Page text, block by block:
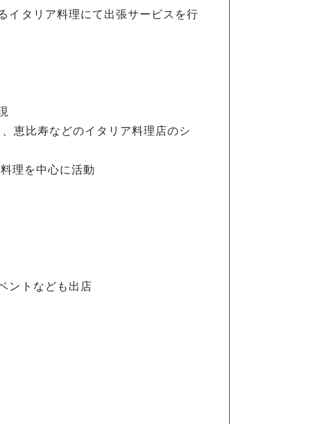
イタリア料理にて出張サービスを行
比寿などのイタリア料理店のシ
理を中心に活動
ントなども出店